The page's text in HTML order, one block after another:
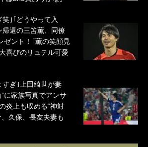
笑｣｢どうやって入
帰還の三笘薫、同僚
ゼント！｢薫の笑顔見
喜びのリュテル可愛
すぎ｣上田綺世が妻
に家族写真でアンサ
炎上も収める“神対
久保、長友夫妻も